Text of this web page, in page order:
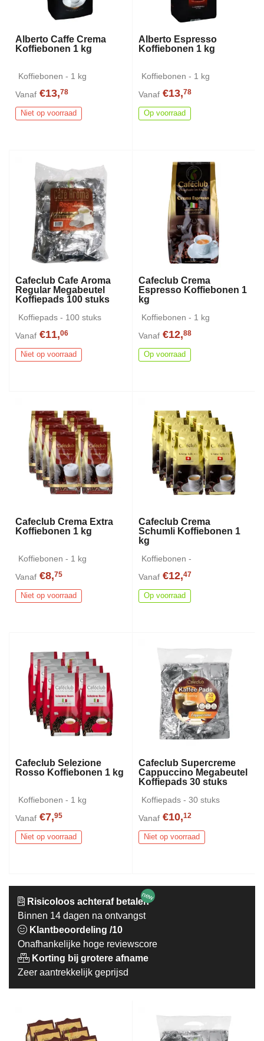
Alberto Caffe Crema
Koffiebonen 1 kg
Koffiebonen - 1 kg
Vanaf €13,78
Niet op voorraad
Alberto Espresso
Koffiebonen 1 kg
Koffiebonen - 1 kg
Vanaf €13,78
Op voorraad
Cafeclub Cafe Aroma
Regular Megabeutel
Koffiepads 100 stuks
Koffiepads - 100 stuks
Vanaf €11,06
Niet op voorraad
Cafeclub Crema
Espresso Koffiebonen 1
kg
Koffiebonen - 1 kg
Vanaf €12,88
Op voorraad
Cafeclub Crema Extra
Koffiebonen 1 kg
Koffiebonen - 1 kg
Vanaf €8,75
Niet op voorraad
Cafeclub Crema
Schumli Koffiebonen 1
kg
Koffiebonen -
Vanaf €12,47
Op voorraad
Cafeclub Selezione
Rosso Koffiebonen 1 kg
Koffiebonen - 1 kg
Vanaf €7,95
Niet op voorraad
Cafeclub Supercreme
Cappuccino Megabeutel
Koffiepads 30 stuks
Koffiepads - 30 stuks
Vanaf €10,12
Niet op voorraad
Risicoloos achteraf betalen
Binnen 14 dagen na ontvangst
new
Klantbeoordeling /10
Onafhankelijke hoge reviewscore
Korting bij grotere afname
Zeer aantrekkelijk geprijsd